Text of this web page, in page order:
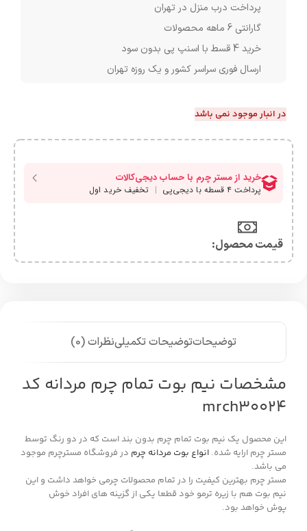
پرداخت درب منزل در تهران
گارانتی 6 ماهه محصولات
خرید 4 قسط با اسنپ پی بدون سود
ارسال فوری سراسر کشور و یک روزه تهران
در انبار موجود نمی باشد
قیمت محصول:​
توضیحاتتوضیحات تکمیلینظرات (0)
مشخصات نیم بوت تمام چرم مردانه کد
mrch30024
این محصول یک نیم بوت تمام چرم بدون بند است که در دو رنگ توسط
مستر چرم ارایه شده. انواع بوت مردانه چرم در فروشگاه مسترچرم موجود
می باشد.
مستر چرم بهترین کیفیت را در تمام محصولات چرمی خواهد داشت و این
نیم بوت هم با زیره ترمو خود قطعا یکی از گزینه های افراد خوش
پوش خواهد بود.